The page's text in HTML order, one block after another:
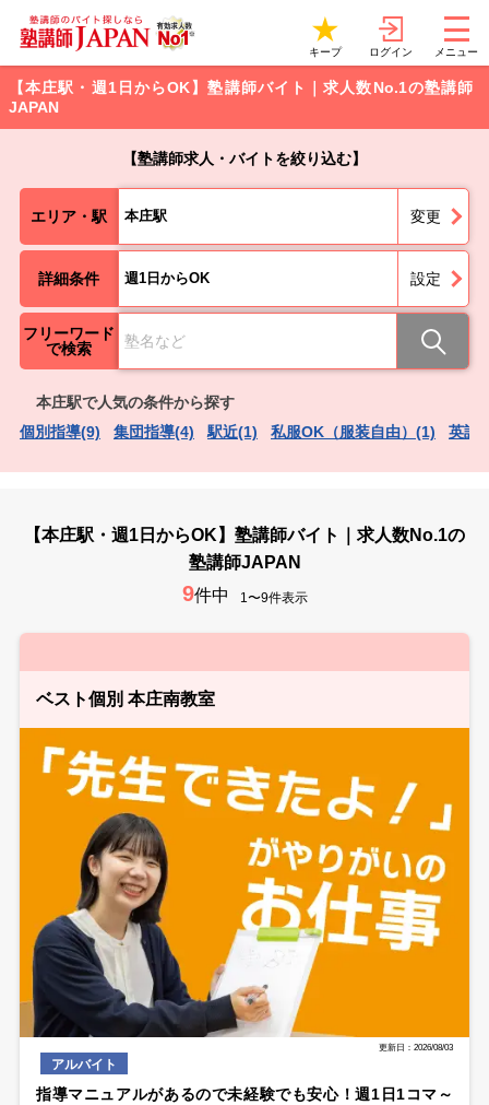
キープ ログイン メニュー
【本庄駅・週1日からOK】塾講師バイト｜求人数No.1の塾講師
JAPAN
【塾講師求人・バイトを絞り込む】
エリア・駅 本庄駅 変更
詳細条件 週1日からOK 設定
フリーワード
で検索
本庄駅で人気の条件から探す
個別指導(9)
集団指導(4) 駅近(1) 私服OK（服装自由）(1) 英語
【本庄駅・週1日からOK】塾講師バイト｜求人数No.1の
塾講師JAPAN
9件中 1〜9件表示
ベスト個別 本庄南教室
更新日：2026/08/03
アルバイト
指導マニュアルがあるので未経験でも安心！週1日1コマ～